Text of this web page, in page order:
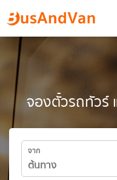
จองตั๋วรถทัวร์
จาก